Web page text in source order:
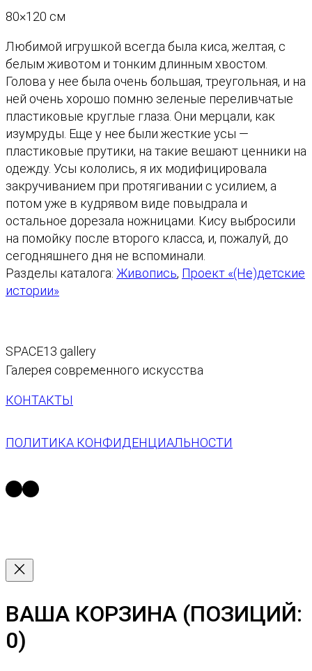
с
в
о
т
о
в
а
р
а
Л
ю
б
и
т
е
л
а
к
т
80×120 см
Любимой игрушкой всегда была киса, желтая, с
белым животом и тонким длинным хвостом.
Голова у нее была очень большая, треугольная, и на
ней очень хорошо помню зеленые переливчатые
пластиковые круглые глаза. Они мерцали, как
изумруды. Еще у нее были жесткие усы —
пластиковые прутики, на такие вешают ценники на
одежду. Усы кололись, я их модифицировала
закручиванием при протягивании с усилием, а
потом уже в кудрявом виде повыдрала и
остальное дорезала ножницами. Кису выбросили
на помойку после второго класса, и, пожалуй, до
сегодняшнего дня не вспоминали.
Разделы каталога: Живопись, Проект «(Не)детские
истории»
SPACE13 gallery
Галерея современного искусства
КОНТАКТЫ
ПОЛИТИКА КОНФИДЕНЦИАЛЬНОСТИ
https://t.me/space13_gallery
https://vk.com/space13gallery
ВАША КОРЗИНА (ПОЗИЦИЙ:
0)